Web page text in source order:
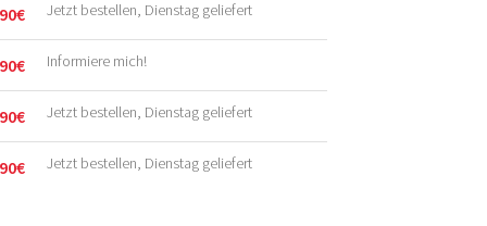
€ Jetzt bestellen, Dienstag geliefert
€ Informiere mich!
€ Jetzt bestellen, Dienstag geliefert
€ Jetzt bestellen, Dienstag geliefert